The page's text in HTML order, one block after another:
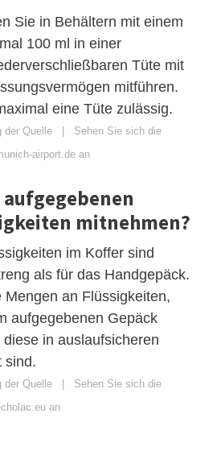
Sie in Behältern mit einem
100 ml in einer
Tüte mit
mitführen.
eine Tüte zulässig.
der Quelle
Sehen Sie sich die
airport.de an
mitnehmen?
im Koffer sind
als für das Handgepäck.
an Flüssigkeiten,
aufgegebenen Gepäck
in auslaufsicheren
sind.
der Quelle
Sehen Sie sich die
an